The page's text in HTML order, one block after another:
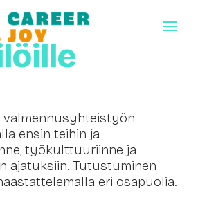
valmennusyhteistyön
ensin teihin ja
työkulttuuriinne ja
ajatuksiin. Tutustuminen
eri osapuolia.